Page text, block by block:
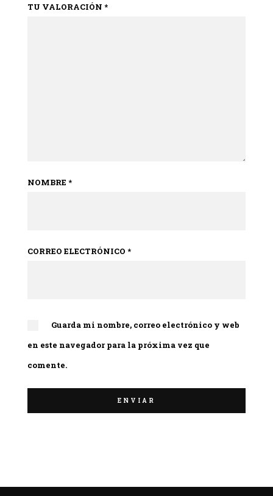
TU VALORACIÓN *
NOMBRE *
CORREO ELECTRÓNICO *
Guarda mi nombre, correo electrónico y web
en este navegador para la próxima vez que
comente.